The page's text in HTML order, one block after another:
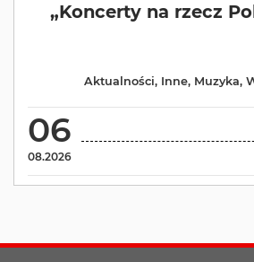
„Koncerty na rzecz
06
08.2026
Aktualności, Inne, Muzyka,